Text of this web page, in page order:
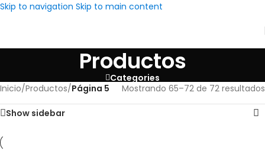
Skip to navigation Skip to main content
Productos
Categories
Inicio/Productos/Página 5 Mostrando 65–72 de 72 resultados
Show sidebar